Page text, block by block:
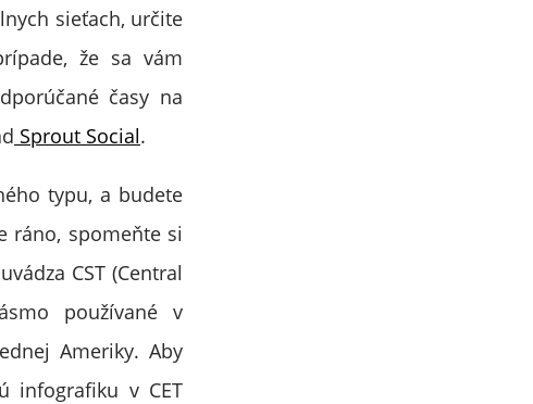
sieťach, určite
že sa vám
časy na
Sprout Social.
typu, a budete
ráno, spomeňte si
CST (Central
používané v
Ameriky. Aby
infografiku v CET